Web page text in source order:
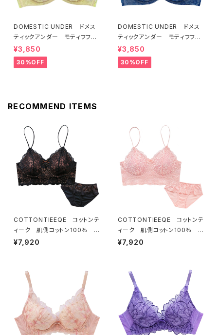
DOMESTIC UNDER ドメス
ティックアンダー モティフフル
ール ブラジャー（レモネード）
D2255 送料無料
¥3,850
30%OFF
DOMESTIC UNDER ドメス
ティックアンダー モティフフル
ール ブラジャー（ブルー）D22
55
¥3,850
30%OFF
RECOMMEND ITEMS
COTTONTIEEQE コットンテ
ィーク 肌側コットン100％ ソ
フトブラ ＆ ショーツセット（ブラ
¥7,920
COTTONTIEEQE コットンテ
ィーク 肌側コットン100％ ソ
フトブラ ＆ ショーツセット（ピー
¥7,920